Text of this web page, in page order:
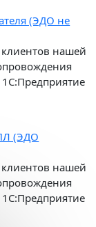
(ЭДО не
клиентов нашей
(ЭДО
клиентов нашей